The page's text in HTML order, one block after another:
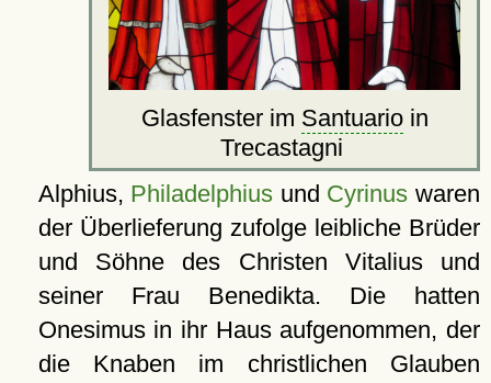
Glasfenster im Santuarioin
Trecastagni
Alphius, Philadelphius und Cyrinus waren
der Überlieferung zufolge leibliche Brüder
und Söhne des Christen Vitalius und
seiner Frau Benedikta. Die hatten
Onesimus in ihr Haus aufgenommen, der
die Knaben im christlichen Glauben